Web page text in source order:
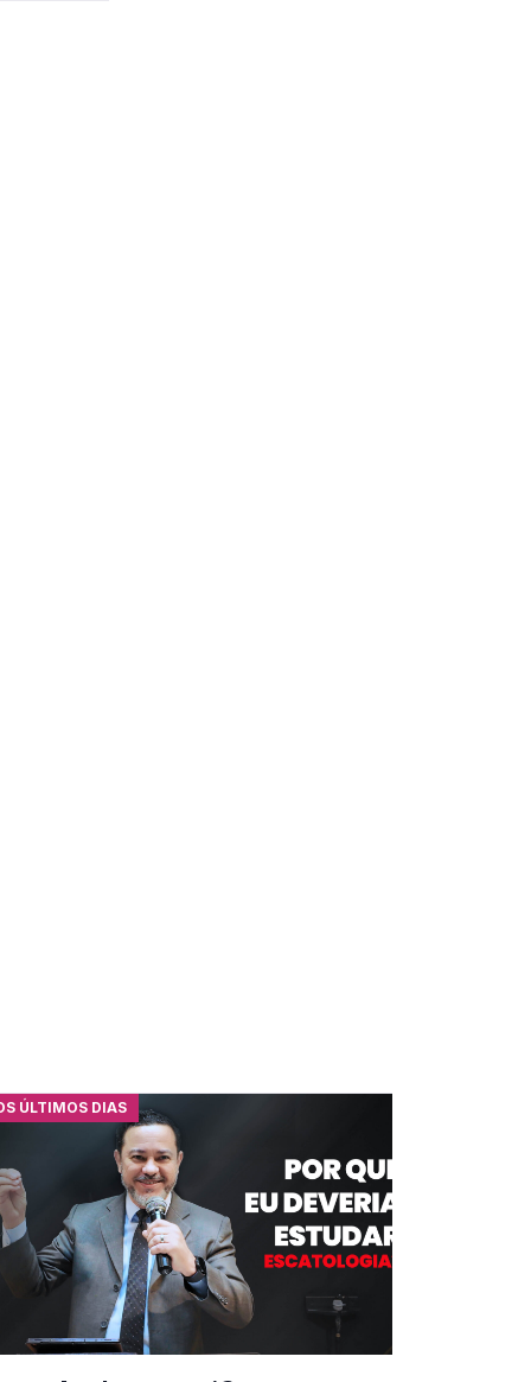
ÚLTIMOS DIAS